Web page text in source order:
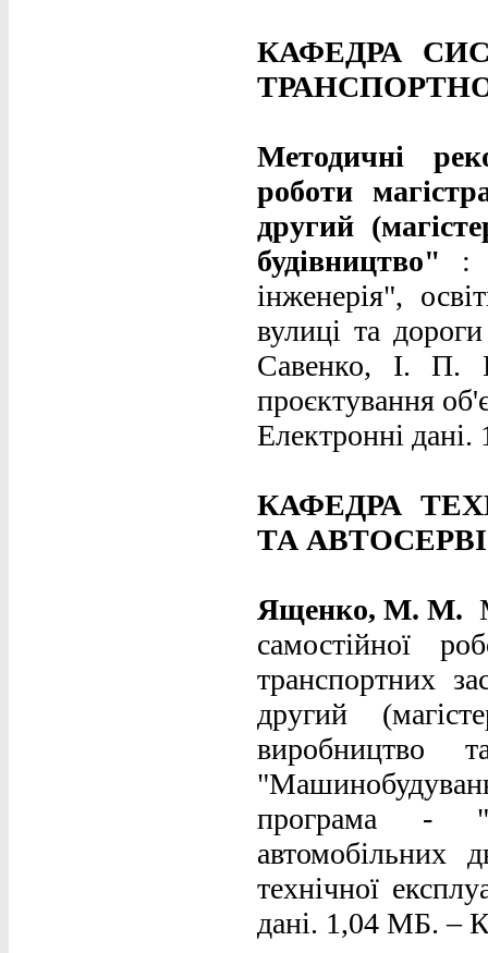
КАФЕДРА
Методичні
роботи
другий
будівництво" :
інженерія",
вулиці та
Савенко, І. П.
проєктування
Електронні
КАФЕДРА
ТА
Ященко, М. М.
самостійної
транспортних
другий
виробництво
програма -
технічної
дані. 1,04 МБ. –